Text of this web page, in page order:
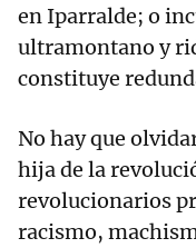
en Iparralde; o
ultramontano y
constituye
No hay que
hija de la
revolucionarios
racismo,